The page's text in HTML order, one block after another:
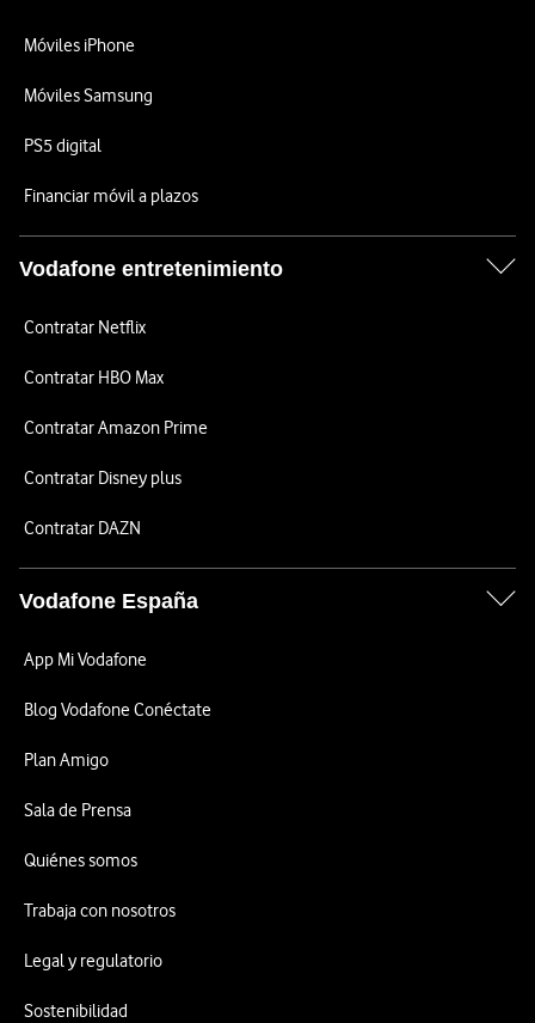
Móviles iPhone
Móviles Samsung
PS5 digital
Financiar móvil a plazos
Vodafone entretenimiento
Contratar Netflix
Contratar HBO Max
Contratar Amazon Prime
Contratar Disney plus
Contratar DAZN
Vodafone España
App Mi Vodafone
Blog Vodafone Conéctate
Plan Amigo
Sala de Prensa
Quiénes somos
Trabaja con nosotros
Legal y regulatorio
Sostenibilidad